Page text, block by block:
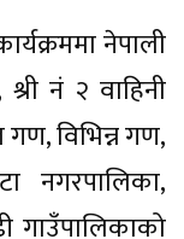
नेपाली
नं २ वाहिनी
गण, विभिन्न गण,
नगरपालिका,
गाउँपालिकाको